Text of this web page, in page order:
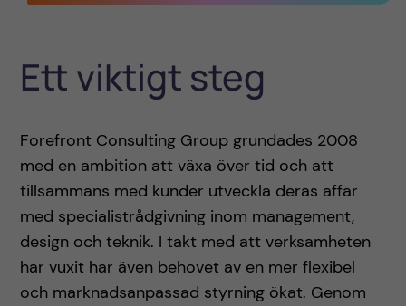
Ett viktigt steg
Forefront Consulting Group grundades 2008
med en ambition att växa över tid och att
tillsammans med kunder utveckla deras affär
med specialistrådgivning inom management,
design och teknik. I takt med att verksamheten
har vuxit har även behovet av en mer flexibel
och marknadsanpassad styrning ökat. Genom